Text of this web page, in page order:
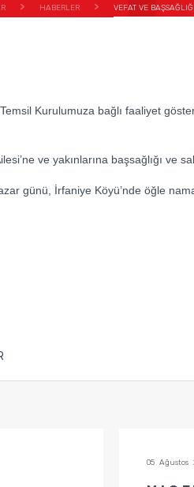
HABERLER VEFAT VE BAŞSAĞLIĞI
Kurulumuza bağlı faaliyet
ve yakınlarına başsağlığı ve
günü, İrfaniye Köyü’nde öğle
05 Ağustos